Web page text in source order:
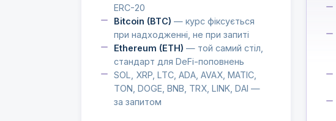
ERC-20
Bitcoin (BTC) — курс фіксується
при надходженні, не при запиті
Ethereum (ETH) — той самий стіл,
стандарт для DeFi-поповнень
SOL, XRP, LTC, ADA, AVAX, MATIC,
TON, DOGE, BNB, TRX, LINK, DAI —
за запитом